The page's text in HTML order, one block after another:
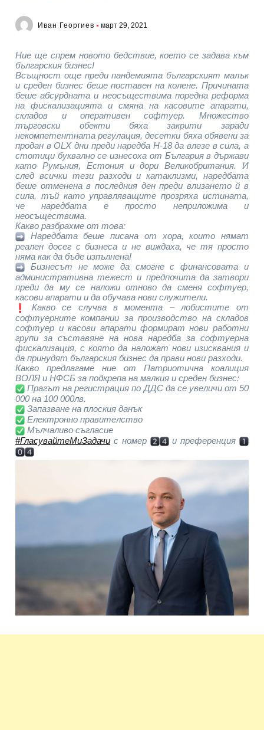
Иван Георгиев март 29, 2021
Ние ще спрем новото бедствие, което се задава към
българския бизнес!
Всъщност още преди пандемията българският малък
и среден бизнес беше поставен на колене. Причината
беше абсурдната и неосъществима поредна реформа
на фискализацията и смяна на касовите апарати,
складов и оперативен софтуер. Множество
търговски обекти бяха закрити заради
некомпетентната регулация, десетки бяха обявени за
продан в OLX дни преди наредба Н-18 да влезе в сила, а
стотици буквално се изнесоха от България в държави
като Румъния, Естония и дори Великобритания. И
след всички тези разходи и катаклизми, наредбата
беше отменена в последния ден преди влизането й в
сила, тъй като управляващите прозряха истината,
че наредбата е просто неприложима и
неосъществима.
Какво разбрахме от това:
Наредбата беше писана от хора, които нямат
реален досег с бизнеса и не виждаха, че тя просто
няма как да бъде изпълнена!
Бизнесът не може да смогне с финансовата и
административна тежест и предпочита да затвори
преди да му се наложи отново да сменя софтуер,
касови апарати и да обучава нови служители.
Какво се случва в момента – лобистите от
софтуерните компании за производство на складов
софтуер и касови апарати формират нови работни
групи за съставяне на нова наредба за софтуерна
фискализация, с която да наложат нови изисквания и
да принудят българския бизнес да прави нови разходи.
Какво предлагаме ние от Патриотична коалиция
ВОЛЯ и НФСБ за подкрепа на малкия и среден бизнес:
Прагът на регистрация по ДДС да се увеличи от 50
000 на 100 000лв.
Запазване на плоския данък
Електронно правителство
Мълчаливо съгласие
#ГласувайтеМиЗадачи с номер и преференция